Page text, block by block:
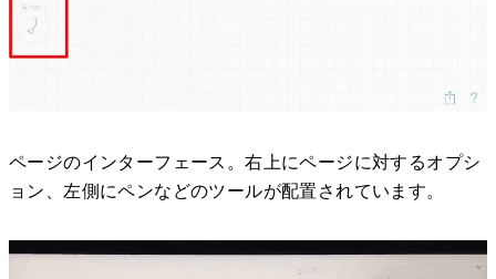
ページのインターフェース。右上にページに対するオプシ
ョン、左側にペンなどのツールが配置されています。